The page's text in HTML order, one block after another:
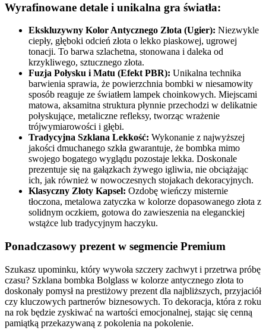
Wyrafinowane detale i unikalna gra światła:
Ekskluzywny Kolor Antycznego Złota (Ugier): Niezwykle
ciepły, głęboki odcień złota o lekko piaskowej, ugrowej
tonacji. To barwa szlachetna, stonowana i daleka od
krzykliwego, sztucznego złota.
Fuzja Połysku i Matu (Efekt PBR): Unikalna technika
barwienia sprawia, że powierzchnia bombki w niesamowity
sposób reaguje ze światłem lampek choinkowych. Miejscami
matowa, aksamitna struktura płynnie przechodzi w delikatnie
połyskujące, metaliczne refleksy, tworząc wrażenie
trójwymiarowości i głębi.
Tradycyjna Szklana Lekkość: Wykonanie z najwyższej
jakości dmuchanego szkła gwarantuje, że bombka mimo
swojego bogatego wyglądu pozostaje lekka. Doskonale
prezentuje się na gałązkach żywego igliwia, nie obciążając
ich, jak również w nowoczesnych stojakach dekoracyjnych.
Klasyczny Złoty Kapsel: Ozdobę wieńczy misternie
tłoczona, metalowa zatyczka w kolorze dopasowanego złota z
solidnym oczkiem, gotowa do zawieszenia na eleganckiej
wstążce lub tradycyjnym haczyku.
Ponadczasowy prezent w segmencie Premium
Szukasz upominku, który wywoła szczery zachwyt i przetrwa próbę
czasu? Szklana bombka Bolglass w kolorze antycznego złota to
doskonały pomysł na prestiżowy prezent dla najbliższych, przyjaciół
czy kluczowych partnerów biznesowych. To dekoracja, która z roku
na rok będzie zyskiwać na wartości emocjonalnej, stając się cenną
pamiątką przekazywaną z pokolenia na pokolenie.